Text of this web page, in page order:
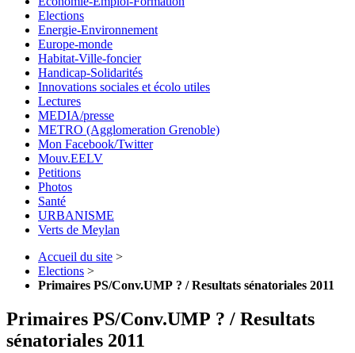
Elections
Energie-Environnement
Europe-monde
Habitat-Ville-foncier
Handicap-Solidarités
Innovations sociales et écolo utiles
Lectures
MEDIA/presse
METRO (Agglomeration Grenoble)
Mon Facebook/Twitter
Mouv.EELV
Petitions
Photos
Santé
URBANISME
Verts de Meylan
Accueil du site >
Elections >
Primaires PS/Conv.UMP ? / Resultats sénatoriales 2011
Primaires PS/Conv.UMP ? / Resultats
sénatoriales 2011